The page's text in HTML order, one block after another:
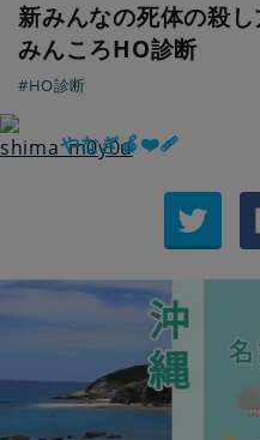
新みんなの死体の殺
みんころHO診断
#HO診断
やなぎ🍎❤️‍🩹